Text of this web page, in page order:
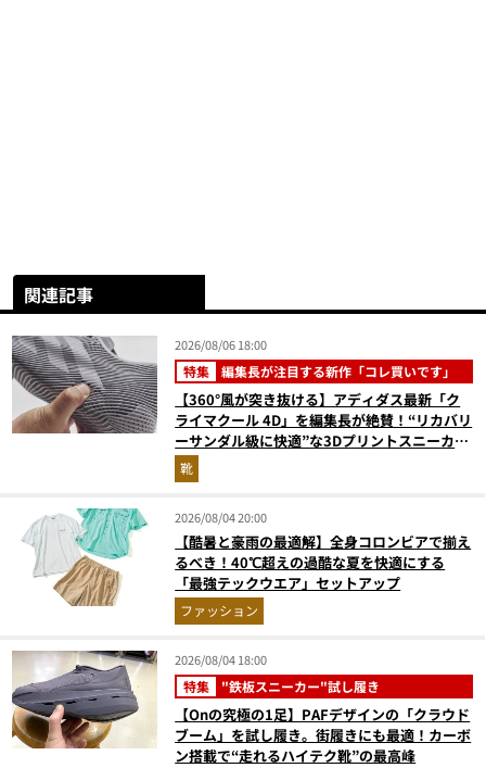
関連記事
2026/08/06 18:00
特集 編集長が注目する新作「コレ買いです」
【360°風が突き抜ける】アディダス最新「ク
ライマクール 4D」を編集長が絶賛！“リカバリ
ーサンダル級に快適”な3Dプリントスニーカー
『コレ買いです』Vol.173
靴
2026/08/04 20:00
【酷暑と豪雨の最適解】全身コロンビアで揃え
るべき！40℃超えの過酷な夏を快適にする
「最強テックウエア」セットアップ
ファッション
2026/08/04 18:00
特集 "鉄板スニーカー"試し履き
【Onの究極の1足】PAFデザインの「クラウド
ブーム」を試し履き。街履きにも最適！カーボ
ン搭載で“走れるハイテク靴”の最高峰